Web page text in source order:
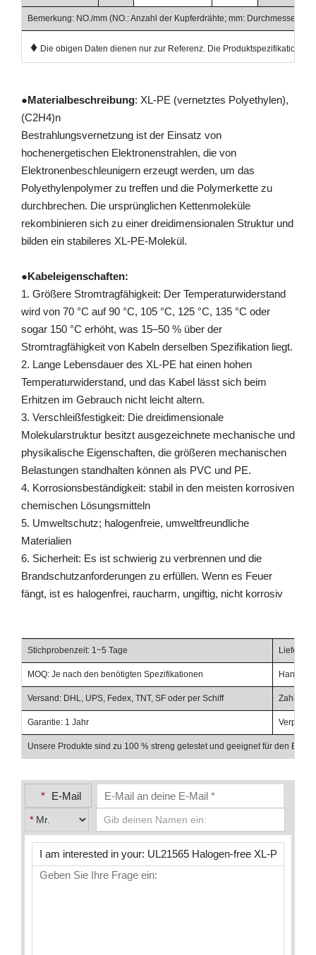
Bemerkung: NO./mm (NO.: Anzahl der Kupferdrähte; mm: Durchmesser
♦ Die obigen Daten dienen nur zur Referenz. Die
●Materialbeschreibung: XL-PE (vernetztes Polyethylen),
(C2H4)n
Bestrahlungsvernetzung ist der Einsatz von
hochenergetischen Elektronenstrahlen, die von
Elektronenbeschleunigern erzeugt werden, um das
Polyethylenpolymer zu treffen und die Polymerkette zu
durchbrechen. Die ursprünglichen Kettenmoleküle
rekombinieren sich zu einer dreidimensionalen Struktur und
bilden ein stabileres XL-PE-Molekül.
●Kabeleigenschaften:
1. Größere Stromtragfähigkeit: Der Temperaturwiderstand
wird von 70 °C auf 90 °C, 105 °C, 125 °C, 135 °C oder
sogar 150 °C erhöht, was 15–50 % über der
Stromtragfähigkeit von Kabeln derselben Spezifikation liegt.
2. Lange Lebensdauer des XL-PE hat einen hohen
Temperaturwiderstand, und das Kabel lässt sich beim
Erhitzen im Gebrauch nicht leicht altern.
3. Verschleißfestigkeit: Die dreidimensionale
Molekularstruktur besitzt ausgezeichnete mechanische und
physikalische Eigenschaften, die größeren mechanischen
Belastungen standhalten können als PVC und PE.
4. Korrosionsbeständigkeit: stabil in den meisten korrosiven
chemischen Lösungsmitteln
5. Umweltschutz; halogenfreie, umweltfreundliche
Materialien
6. Sicherheit: Es ist schwierig zu verbrennen und die
Brandschutzanforderungen zu erfüllen. Wenn es Feuer
fängt, ist es halogenfrei, raucharm, ungiftig, nicht korrosiv
Stichprobenzeit: 1~5 Tage
MOQ: Je nach den benötigten Spezifikationen
Versand: DHL, UPS, Fedex, TNT, SF oder per Schiff
Garantie: 1 Jahr
Unsere Produkte sind zu 100 % streng getestet und geeignet für den
* E-Mail
*